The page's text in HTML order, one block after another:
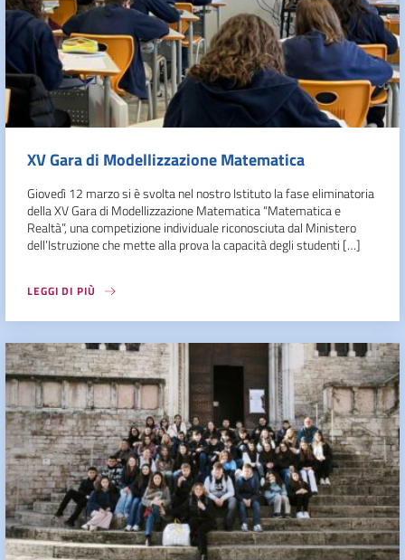
XV Gara di Modellizzazione Matematica
Giovedì 12 marzo si è svolta nel nostro Istituto la fase eliminatoria
della XV Gara di Modellizzazione Matematica “Matematica e
Realtà”, una competizione individuale riconosciuta dal Ministero
dell’Istruzione che mette alla prova la capacità degli studenti […]
LEGGI DI PIÙ